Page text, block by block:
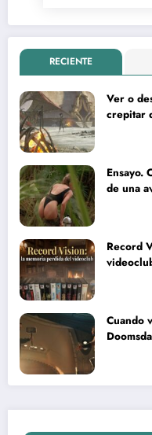
RECIENTE
Ver o
crepitar
Ensayo.
de una
Record
Cuando